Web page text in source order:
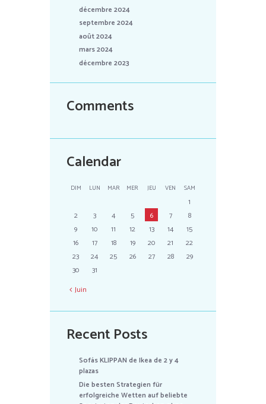
décembre 2024
septembre 2024
août 2024
mars 2024
décembre 2023
Comments
Calendar
DIM LUN MAR MER JEU VEN SAM
1
2
3 4 5 6 7
8
9
10 11 12 13 14
15
16
17 18 19 20 21
22
23
24 25 26 27 28
29
30
31
Juin
Recent Posts
Sofás KLIPPAN de Ikea de 2 y 4
plazas
Die besten Strategien für
erfolgreiche Wetten auf beliebte